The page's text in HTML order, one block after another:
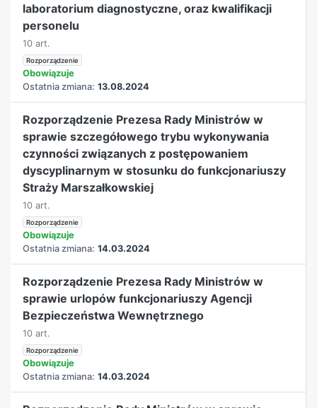
laboratorium diagnostyczne, oraz kwalifikacji
personelu
10 art.
Rozporządzenie
Obowiązuje
Ostatnia zmiana: 13.08.2024
Rozporządzenie Prezesa Rady Ministrów w
sprawie szczegółowego trybu wykonywania
czynności związanych z postępowaniem
dyscyplinarnym w stosunku do funkcjonariuszy
Straży Marszałkowskiej
10 art.
Rozporządzenie
Obowiązuje
Ostatnia zmiana: 14.03.2024
Rozporządzenie Prezesa Rady Ministrów w
sprawie urlopów funkcjonariuszy Agencji
Bezpieczeństwa Wewnętrznego
10 art.
Rozporządzenie
Obowiązuje
Ostatnia zmiana: 14.03.2024